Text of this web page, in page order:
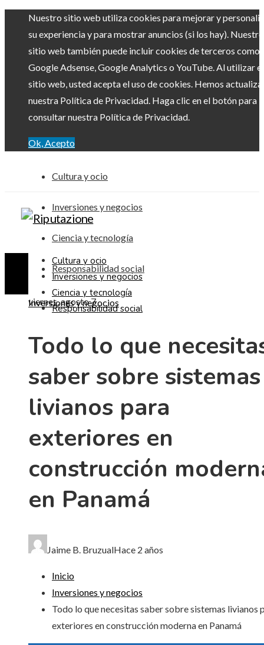
Nuestro sitio web utiliza cookies para mejorar y
su experiencia y para mostrar anuncios (si los hay). Nuestro
sitio web también puede incluir cookies de terceros como
Google Adsense, Google Analytics o YouTube. Al utilizar el
sitio web, usted acepta el uso de cookies. Hemos
nuestra Política de Privacidad. Haga clic en el botón para
consultar nuestra Política de Privacidad.
Ok, Acepto
Cultura y ocio
Inversiones y negocios
Ciencia y tecnología
Responsabilidad social
viernes, agosto 7
Cultura y ocio
Inversiones y negocios
Ciencia y tecnología
Responsabilidad social
Inversiones y negocios
Todo lo que
saber sobre sistemas
livianos para
exteriores en
construcción
en Panamá
Jaime B. BruzualHace 2 años
Inicio
Inversiones y negocios
Todo lo que necesitas saber sobre sistemas livianos
exteriores en construcción moderna en Panamá